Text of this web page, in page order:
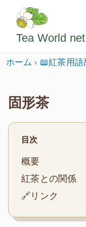
ようこそいらっ
Tea World net
ホーム 📖紅茶用語
固形茶
目次
概要
紅茶との関係
🔗リンク